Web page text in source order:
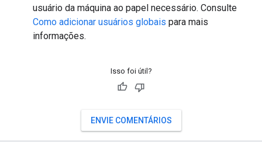
usuário da máquina ao papel necessário. Consulte
Como adicionar usuários globais para mais
informações.
Isso foi útil?
ENVIE COMENTÁRIOS